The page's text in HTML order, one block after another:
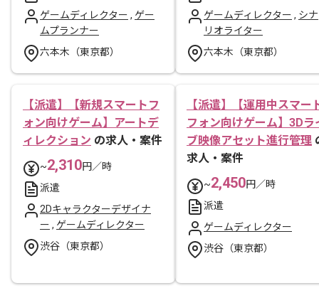
ゲームディレクター , ゲー
ムプランナー
六本木（東京都）
ゲームディレクター , シナ
リオライター
六本木（東京都）
【派遣】【新規スマートフ
ォン向けゲーム】アートデ
ィレクション の求人・案件
~2,310円／時
派遣
2Dキャラクターデザイナ
ー , ゲームディレクター
渋谷（東京都）
【派遣】【運用中スマー
フォン向けゲーム】3Dラ
ブ映像アセット進行管理
求人・案件
~2,450円／時
派遣
ゲームディレクター
渋谷（東京都）